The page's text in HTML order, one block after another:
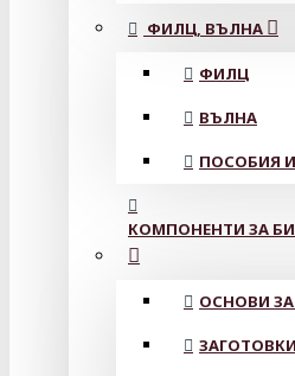
ФИЛЦ, ВЪЛНА
ФИЛЦ
ВЪЛНА
ПОСОБИЯ
КОМПОНЕНТИ ЗА
ОСНОВИ